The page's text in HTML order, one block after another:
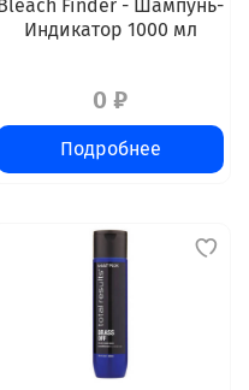
Finder - Шампунь-
Индикатор 1000 мл
0 ₽
Подробнее